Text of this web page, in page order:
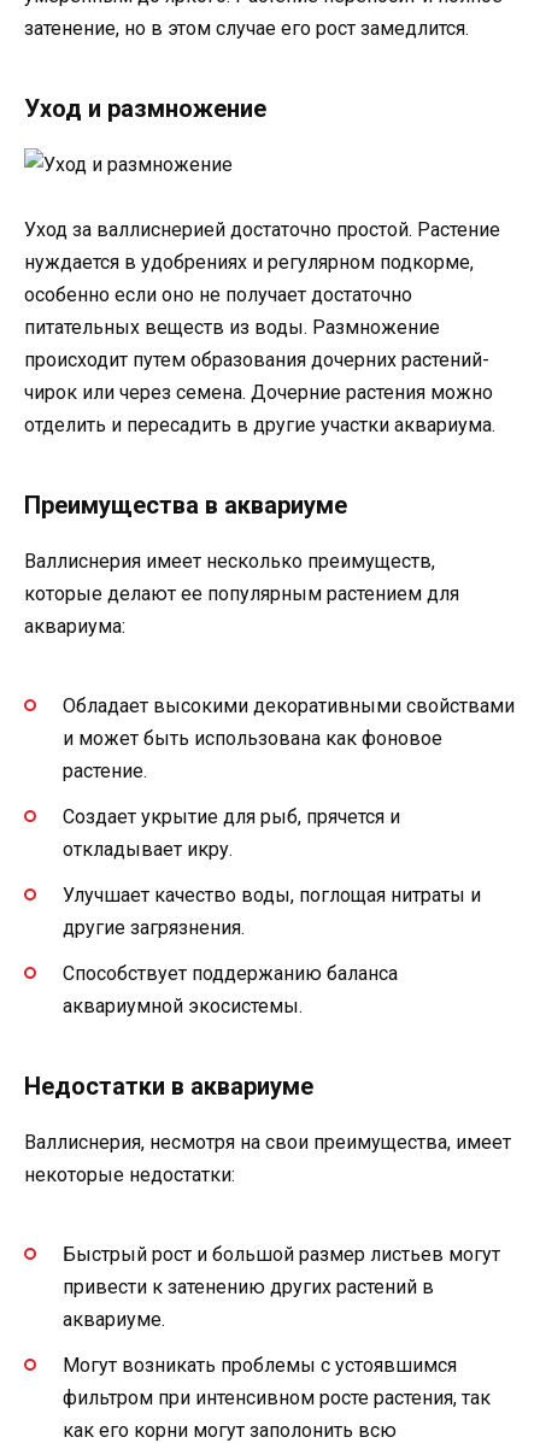
затенение, но в этом случае его рост замедлится.
Уход и размножение
Уход за валлиснерией достаточно простой. Растение
нуждается в удобрениях и регулярном подкорме,
особенно если оно не получает достаточно
питательных веществ из воды. Размножение
происходит путем образования дочерних растений-
чирок или через семена. Дочерние растения можно
отделить и пересадить в другие участки аквариума.
Преимущества в аквариуме
Валлиснерия имеет несколько преимуществ,
которые делают ее популярным растением для
аквариума:
Обладает высокими декоративными свойствами
и может быть использована как фоновое
растение.
Создает укрытие для рыб, прячется и
откладывает икру.
Улучшает качество воды, поглощая нитраты и
другие загрязнения.
Способствует поддержанию баланса
аквариумной экосистемы.
Недостатки в аквариуме
Валлиснерия, несмотря на свои преимущества, имеет
некоторые недостатки:
Быстрый рост и большой размер листьев могут
привести к затенению других растений в
аквариуме.
Могут возникать проблемы с устоявшимся
фильтром при интенсивном росте растения, так
как его корни могут заполонить всю